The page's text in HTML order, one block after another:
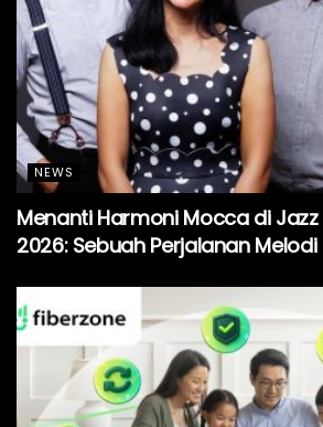
NEWS
Menanti Harmoni Mocca di
2026: Sebuah Perjalanan